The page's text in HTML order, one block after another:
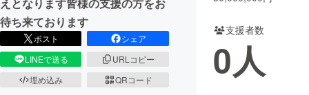
ビジネス・起業 チャレンジ
まちづくり・地域活性化
待ち来ております
ポスト
シェア
LINEで送る
URLコピー
埋め込み
QRコード
支援者数
0人